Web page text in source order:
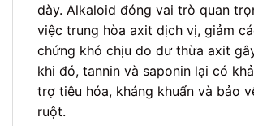
dày. Alkaloid đóng vai trò quan
việc trung hòa axit dịch vị, giảm
chứng khó chịu do dư thừa axit
khi đó, tannin và saponin lại có
trợ tiêu hóa, kháng khuẩn và bảo
ruột.